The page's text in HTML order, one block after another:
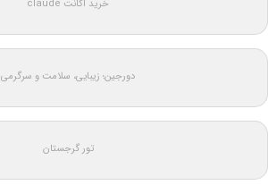
خرید اکانت claude
دورجین؛ زیبایی، سلامت و سرگرمی
تور گرجستان